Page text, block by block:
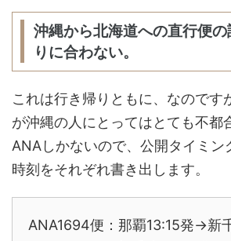
沖縄から北海道への直行便の
りに合わない。
これは行き帰りともに、なのです
が沖縄の人にとってはとても不都
ANAしかないので、公開タイミン
時刻をそれぞれ書き出します。
ANA1694便：那覇13:15発→新